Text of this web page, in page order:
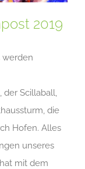
2019
werden
der Scillaball,
die
Hofen. Alles
unseres
mit dem